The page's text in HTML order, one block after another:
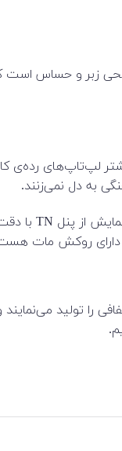
زبر و حساس است
به دل نمی‌زنند.
تولید